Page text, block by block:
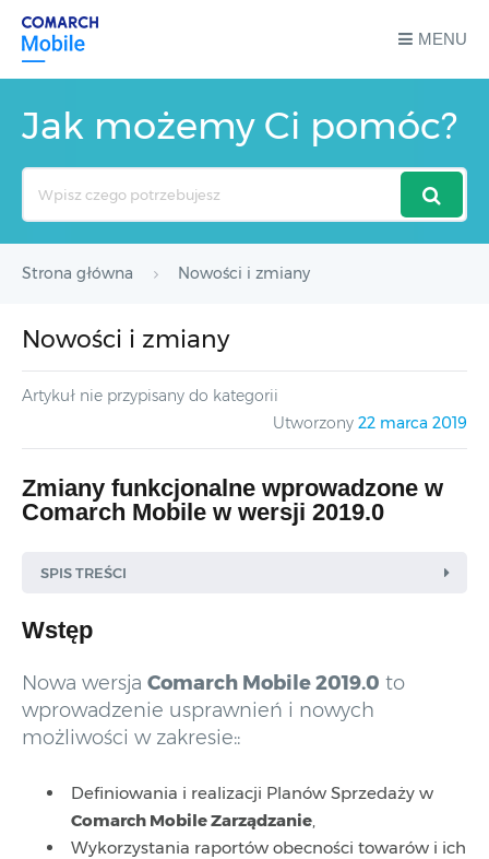
MENU
Jak możemy Ci pomóc?
Strona główna Nowości i zmiany
Nowości i zmiany
Artykuł nie przypisany do kategorii
Utworzony 22 marca 2019
Zmiany funkcjonalne wprowadzone w
Comarch Mobile w wersji 2019.0
SPIS TREŚCI
Wstęp
Nowa wersja Comarch Mobile 2019.0 to
wprowadzenie usprawnień i nowych
możliwości w zakresie::
Definiowania i realizacji Planów Sprzedaży w
Comarch Mobile Zarządzanie
Wykorzystania raportów obecności towarów i ich